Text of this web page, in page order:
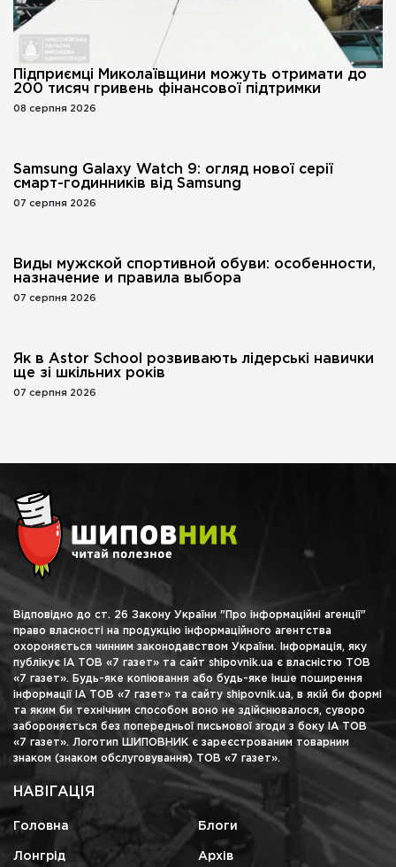
Підприємці Миколаївщини можуть отримати до
200 тисяч гривень фінансової підтримки
08 серпня 2026
Samsung Galaxy Watch 9: огляд нової серії
смарт-годинників від Samsung
07 серпня 2026
Виды мужской спортивной обуви: особенности,
назначение и правила выбора
07 серпня 2026
Як в Astor School розвивають лідерські навички
ще зі шкільних років
07 серпня 2026
Відповідно до ст. 26 Закону України "Про інформаційні агенції"
право власності на продукцію інформаційного агентства
охороняється чинним законодавством України. Інформація, яку
публікує ІА ТОВ «7 газет» та сайт shipovnik.ua є власністю ТОВ
«7 газет». Будь-яке копіювання або будь-яке інше поширення
інформації ІА ТОВ «7 газет» та сайту shipovnik.ua, в якій би формі
та яким би технічним способом воно не здійснювалося, суворо
забороняється без попередньої письмової згоди з боку ІА ТОВ
«7 газет». Логотип ШИПОВНИК є зареєстрованим товарним
знаком (знаком обслуговування) ТОВ «7 газет».
НАВІГАЦІЯ
Головна Блоги
Лонгрід Архів